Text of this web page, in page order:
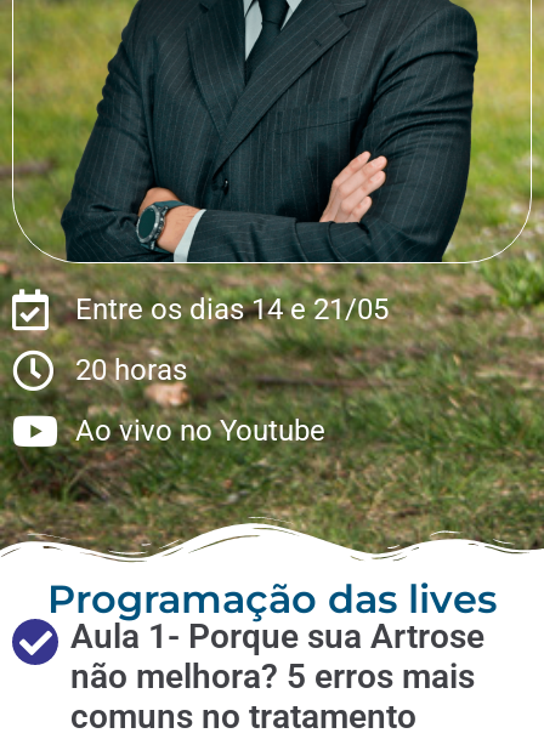
Entre os dias 14 e 21/05
20 horas
Ao vivo no Youtube
Programação das lives
Aula 1- Porque sua Artrose
não melhora? 5 erros mais
comuns no tratamento